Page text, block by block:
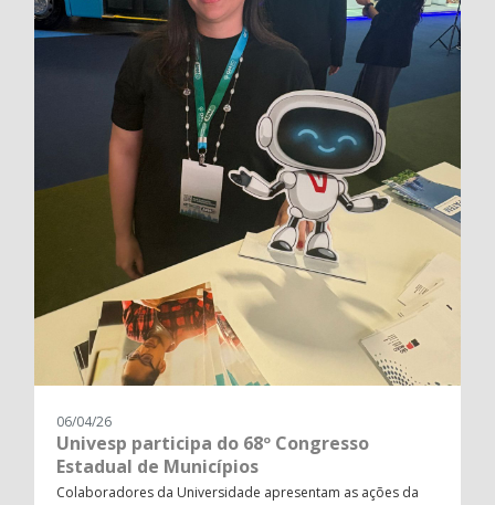
06/04/26
Univesp participa do 68º Congresso
Estadual de Municípios
Colaboradores da Universidade apresentam as ações da